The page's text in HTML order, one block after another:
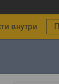
внутри.